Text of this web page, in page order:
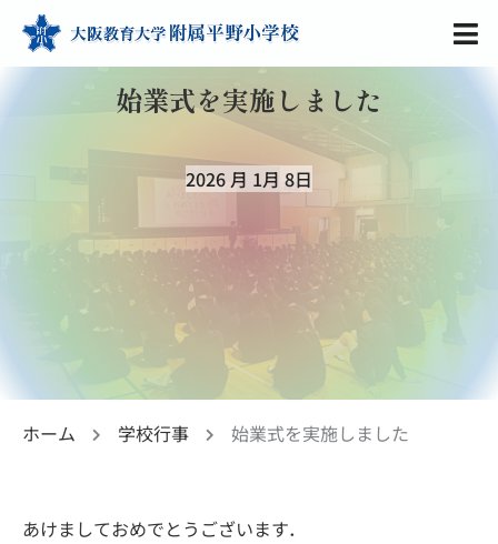
始業式を実施しました
2026 月 1月 8日
ホーム 学校行事 始業式を実施しました
あけましておめでとうございます．